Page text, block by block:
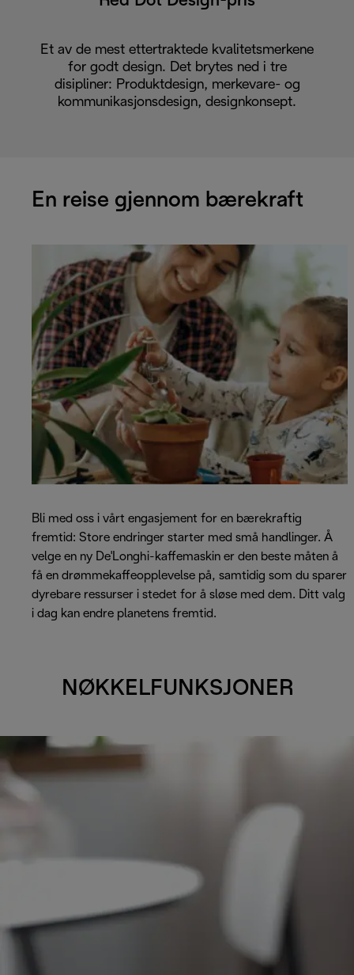
Et av de mest ettertraktede kvalitetsmerkene
for godt design. Det brytes ned i tre
disipliner: Produktdesign, merkevare- og
kommunikasjonsdesign, designkonsept.
En reise gjennom bærekraft
Bli med oss i vårt engasjement for en bærekraftig
fremtid: Store endringer starter med små handlinger. Å
velge en ny De'Longhi-kaffemaskin er den beste måten å
få en drømmekaffeopplevelse på, samtidig som du sparer
dyrebare ressurser i stedet for å sløse med dem. Ditt valg
i dag kan endre planetens fremtid.
NØKKELFUNKSJONER